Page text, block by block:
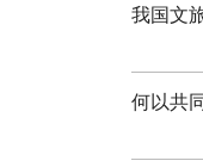
我国文
何以共